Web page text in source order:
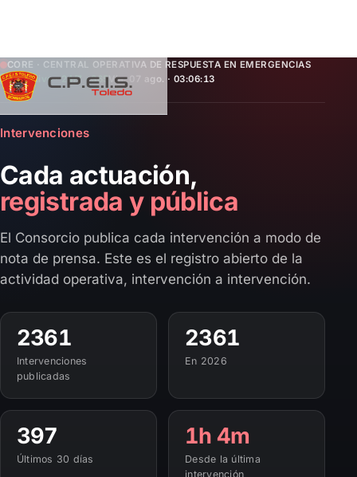
Saltar
al
contenido
CORE · CENTRAL OPERATIVA DE RESPUESTA EN EMERGENCIAS
Operativo · 24/7 · 365 Vie, 07 ago. · 03:06:13
Intervenciones
Cada actuación,
registrada y pública
El Consorcio publica cada intervención a modo de
nota de prensa. Este es el registro abierto de la
actividad operativa, intervención a intervención.
2361
Intervenciones
publicadas
2361
En 2026
397
Últimos 30 días
1h 4m
Desde la última
intervención